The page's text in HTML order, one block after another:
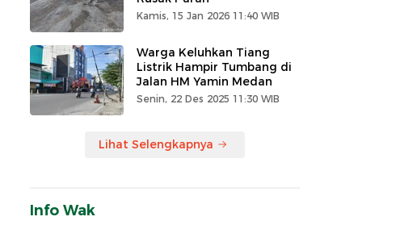
Kamis, 15 Jan 2026 11:40 WIB
Warga Keluhkan Tiang
Listrik Hampir Tumbang di
Jalan HM Yamin Medan
Senin, 22 Des 2025 11:30 WIB
Lihat Selengkapnya
Info Wak